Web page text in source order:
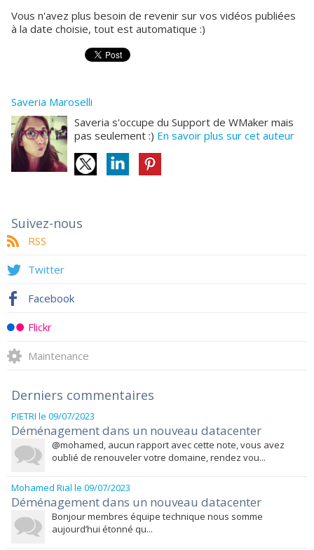
Vous n'avez plus besoin de revenir sur vos vidéos publiées
à la date choisie, tout est automatique :)
Saveria Maroselli
Saveria s'occupe du Support de WMaker mais
pas seulement :) En savoir plus sur cet auteur
Suivez-nous
RSS
Twitter
Facebook
Flickr
Maintenance
Derniers commentaires
PIETRI le 09/07/2023
Déménagement dans un nouveau datacenter
@mohamed, aucun rapport avec cette note, vous avez
oublié de renouveler votre domaine, rendez vou...
Mohamed Rial le 09/07/2023
Déménagement dans un nouveau datacenter
Bonjour membres équipe technique nous somme
aujourd’hui étonné qu...